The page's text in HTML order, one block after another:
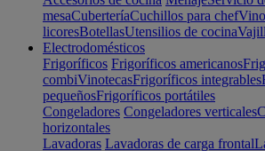
mesaCuberteríaCuchillos para chef
licoresBotellasUtensilios de cocina
Electrodomésticos
Frigoríficos Frigoríficos americanos
combiVinotecasFrigoríficos integrables
pequeñosFrigoríficos portátiles
Congeladores Congeladores verticales
horizontales
Lavadoras Lavadoras de carga frontal